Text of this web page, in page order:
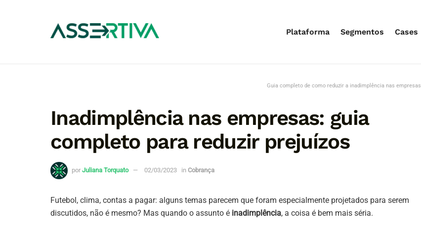
Plataforma Segmentos Cases
Guia completo de como reduzir a inadimplência nas empresas
Inadimplência nas empresas: guia
completo para reduzir prejuízos
por Juliana Torquato 02/03/2023 in Cobrança
Futebol, clima, contas a pagar: alguns temas parecem que foram especialmente projetados para serem
discutidos, não é mesmo? Mas quando o assunto é inadimplência, a coisa é bem mais séria.